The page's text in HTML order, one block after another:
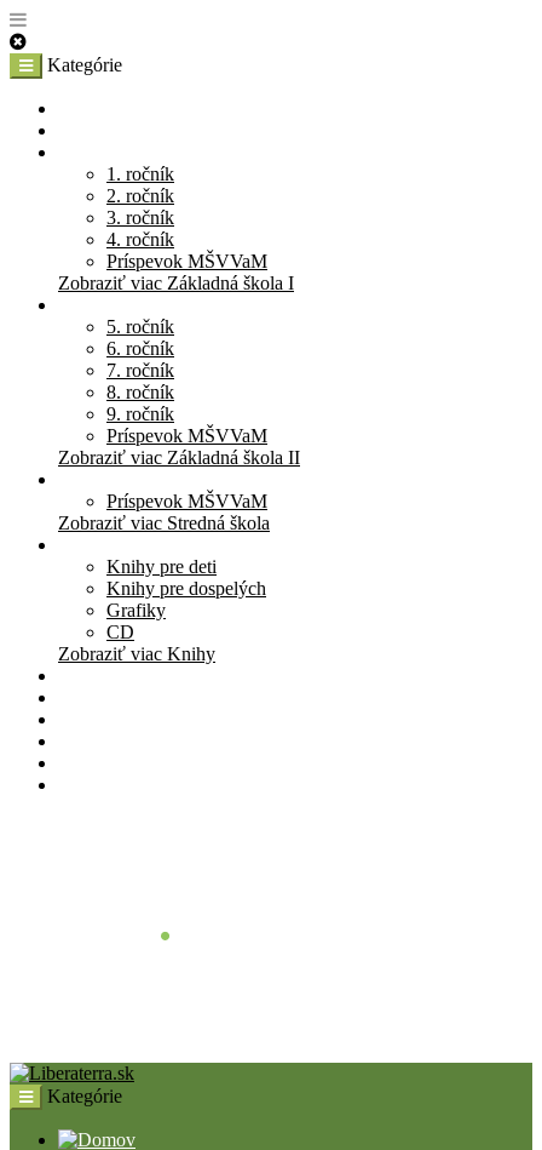
Kategórie
1. ročník
2. ročník
3. ročník
4. ročník
Príspevok MŠVVaM
Zobraziť viac Základná škola I
5. ročník
6. ročník
7. ročník
8. ročník
9. ročník
Príspevok MŠVVaM
Zobraziť viac Základná škola II
Príspevok MŠVVaM
Zobraziť viac Stredná škola
Knihy pre deti
Knihy pre dospelých
Grafiky
CD
Zobraziť viac Knihy
Kategórie